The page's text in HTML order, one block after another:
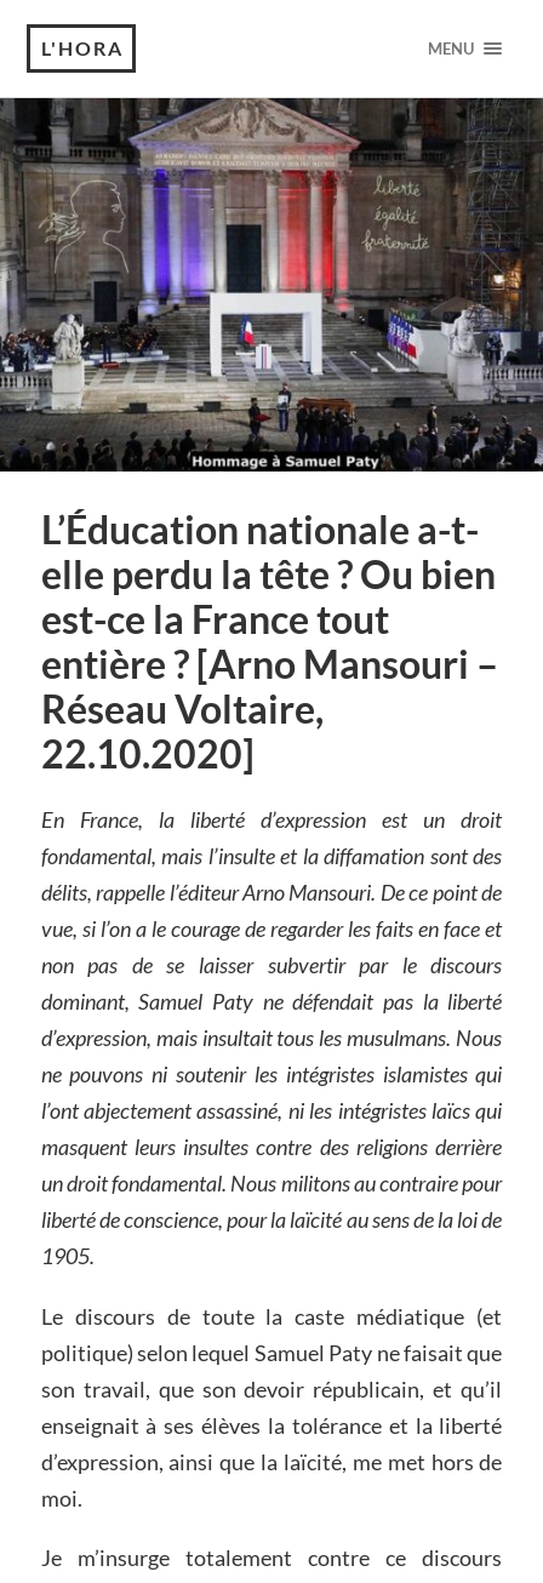
L'HORA MENU
L’Éducation nationale a-t-
elle perdu la tête ? Ou bien
est-ce la France tout
entière ? [Arno Mansouri –
Réseau Voltaire,
22.10.2020]
En France, la liberté d’expression est un droit
fondamental, mais l’insulte et la diffamation sont des
délits, rappelle l’éditeur Arno Mansouri. De ce point de
vue, si l’on a le courage de regarder les faits en face et
non pas de se laisser subvertir par le discours
dominant, Samuel Paty ne défendait pas la liberté
d’expression, mais insultait tous les musulmans. Nous
ne pouvons ni soutenir les intégristes islamistes qui
l’ont abjectement assassiné, ni les intégristes laïcs qui
masquent leurs insultes contre des religions derrière
un droit fondamental. Nous militons au contraire pour
liberté de conscience, pour la laïcité au sens de la loi de
1905.
Le discours de toute la caste médiatique (et
politique) selon lequel Samuel Paty ne faisait que
son travail, que son devoir républicain, et qu’il
enseignait à ses élèves la tolérance et la liberté
d’expression, ainsi que la laïcité, me met hors de
moi.
Je m’insurge totalement contre ce discours